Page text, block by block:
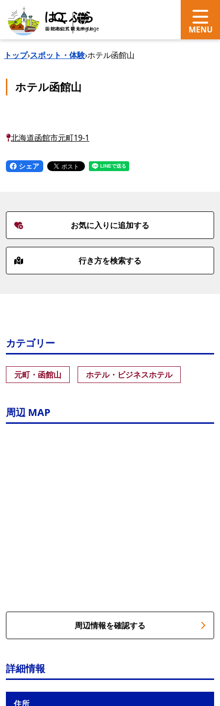
search Language
トップ›スポット・体験›ホテル函館山
ホテル函館山
北海道函館市元町19-1
シェア
お気に入りに追加する
行き方を検索する
カテゴリー
元町・函館山 ホテル・ビジネスホテル
周辺 MAP
周辺情報を確認する
詳細情報
住所